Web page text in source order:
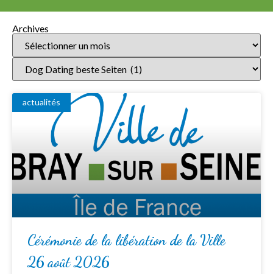
Archives
actualités
Cérémonie de la libération de la Ville
26 août 2026